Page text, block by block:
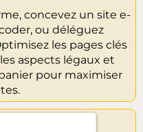
concevez un site e-
ou déléguez
les pages clés
aspects légaux et
pour maximiser